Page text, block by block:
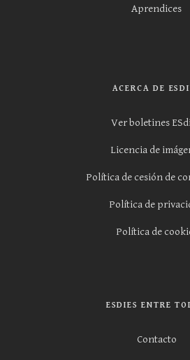
Aprendices
ACERCA DE
Ver boletines
Licencia de
Política de cesión de
Política de
Política de
ESDIES ENTRE
Contacto